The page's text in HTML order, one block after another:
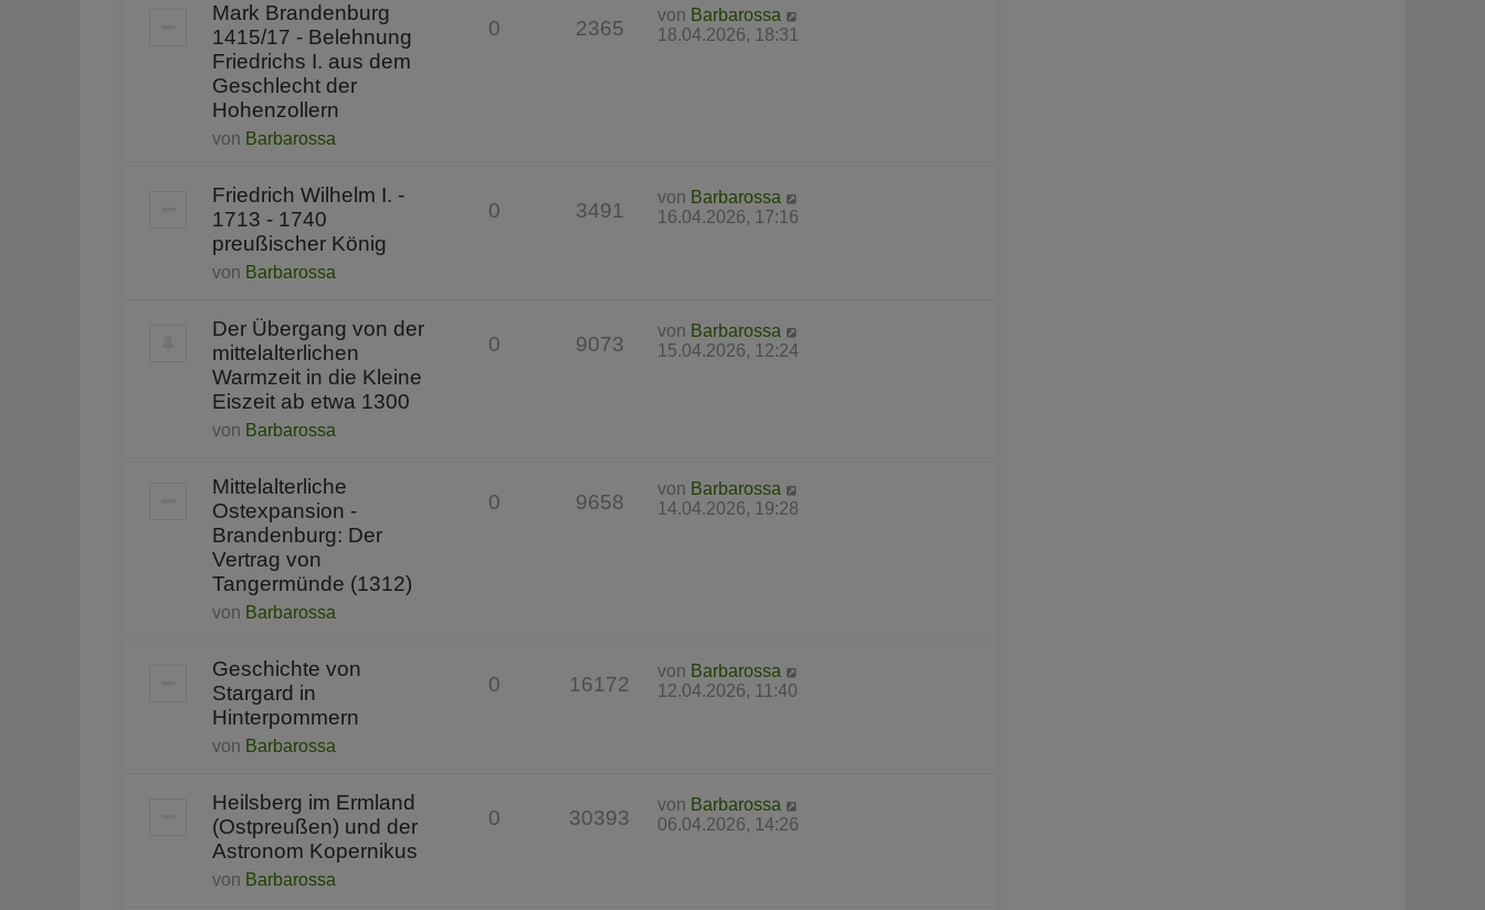
Mark Brandenburg
1415/17 - Belehnung
Friedrichs I. aus dem
Geschlecht der
Hohenzollern
von Barbarossa
0 2365
von Barbarossa
18.04.2026, 18:31
Friedrich Wilhelm I. -
1713 - 1740
preußischer König
von Barbarossa
0 3491
von Barbarossa
16.04.2026, 17:16
Der Übergang von der
mittelalterlichen
Warmzeit in die Kleine
Eiszeit ab etwa 1300
von Barbarossa
0 9073
von Barbarossa
15.04.2026, 12:24
Mittelalterliche
Ostexpansion -
Brandenburg: Der
Vertrag von
Tangermünde (1312)
von Barbarossa
0 9658
von Barbarossa
14.04.2026, 19:28
Geschichte von
Stargard in
Hinterpommern
von Barbarossa
0 16172
von Barbarossa
12.04.2026, 11:40
Heilsberg im Ermland
(Ostpreußen) und der
Astronom Kopernikus
von Barbarossa
0 30393
von Barbarossa
06.04.2026, 14:26